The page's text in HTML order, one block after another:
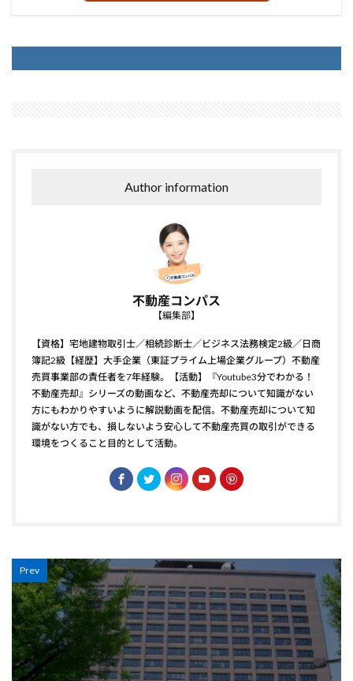
Author information
不動産コンパス
【編集部】
【資格】宅地建物取引士／相続診断士／ビジネス法務検定2級／日商
簿記2級【経歴】大手企業（東証プライム上場企業グループ）不動産
売買事業部の責任者を7年経験。【活動】『Youtube3分でわかる！
不動産売却』シリーズの動画など、不動産売却について知識がない
方にもわかりやすいように解説動画を配信。不動産売却について知
識がない方でも、損しないよう安心して不動産売買の取引ができる
環境をつくること目的として活動。
Prev